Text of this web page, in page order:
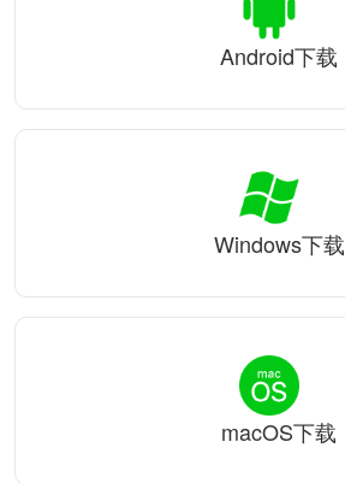
Android下载
Windows下载
macOS下载